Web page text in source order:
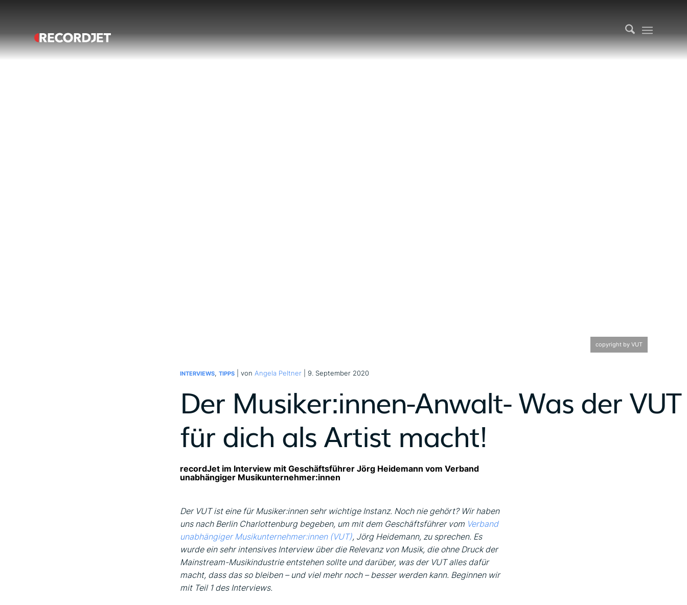
copyright by VUT
INTERVIEWS, TIPPS | von Angela Peltner | 9. September 2020
Der Musiker:innen-Anwalt- Was der VUT
für dich als Artist macht!
recordJet im Interview mit Geschäftsführer Jörg Heidemann vom Verband
unabhängiger Musikunternehmer:innen
Der VUT ist eine für Musiker:innen sehr wichtige Instanz. Noch nie gehört? Wir haben
uns nach Berlin Charlottenburg begeben, um mit dem Geschäftsführer vom Verband
unabhängiger Musikunternehmer:innen (VUT), Jörg Heidemann, zu sprechen. Es
wurde ein sehr intensives Interview über die Relevanz von Musik, die ohne Druck der
Mainstream-Musikindustrie entstehen sollte und darüber, was der VUT alles dafür
macht, dass das so bleiben – und viel mehr noch – besser werden kann. Beginnen wir
mit Teil 1 des Interviews.